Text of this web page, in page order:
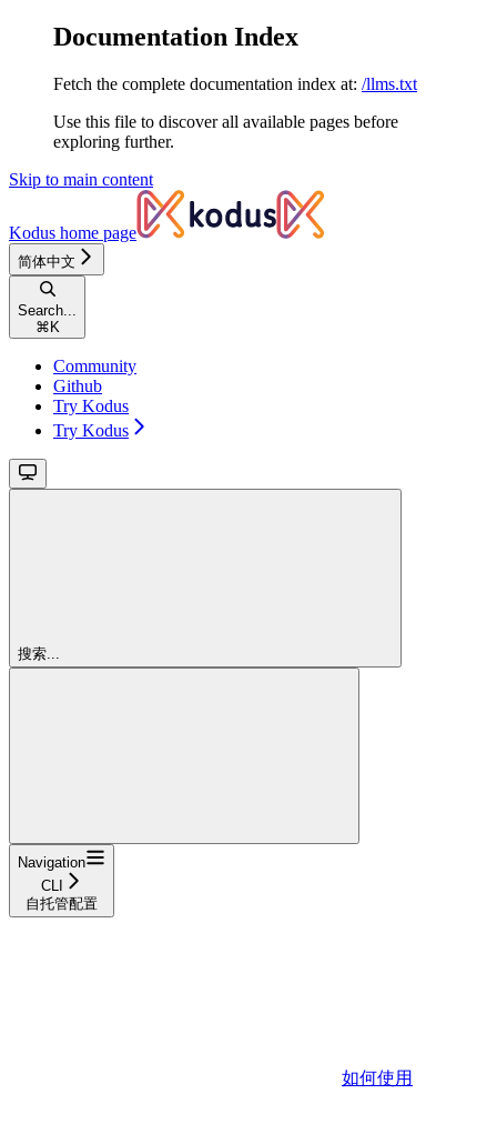
Documentation Index
Fetch the complete documentation index at: /llms.txt
Use this file to discover all available pages before
exploring further.
Skip to main content
Kodus home page
简体中文
Search...
⌘ K
Community
Github
Try Kodus
Try Kodus
搜索...
Navigation
CLI
自托管配置
如何使用